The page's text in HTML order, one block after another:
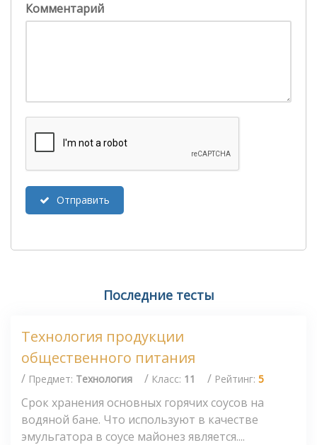
Комментарий
Отправить
Последние тесты
Технология продукции
общественного питания
/ Предмет: Технология / Класс: 11 / Рейтинг: 5
Срок хранения основных горячих соусов на
водяной бане. Что используют в качестве
эмульгатора в соусе майонез является....